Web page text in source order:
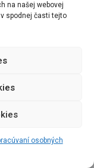
na našej webovej
spodnej časti tejto
osobných